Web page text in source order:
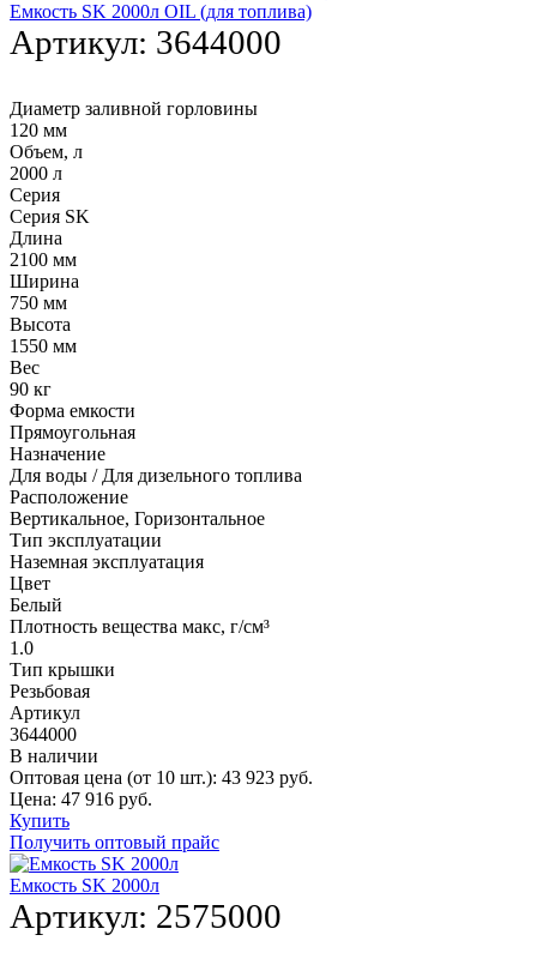
Емкость SK 2000л OIL (для топлива)
Артикул: 3644000
Диаметр заливной горловины
120 мм
Объем, л
2000 л
Серия
Серия SK
Длина
2100 мм
Ширина
750 мм
Высота
1550 мм
Вес
90 кг
Форма емкости
Прямоугольная
Назначение
Для воды / Для дизельного топлива
Расположение
Вертикальное, Горизонтальное
Тип эксплуатации
Наземная эксплуатация
Цвет
Белый
Плотность вещества макс, г/см³
1.0
Тип крышки
Резьбовая
Артикул
3644000
В наличии
Оптовая цена (от 10 шт.): 43 923 руб.
Цена: 47 916 руб.
Купить
Получить оптовый прайс
Емкость SK 2000л
Артикул: 2575000